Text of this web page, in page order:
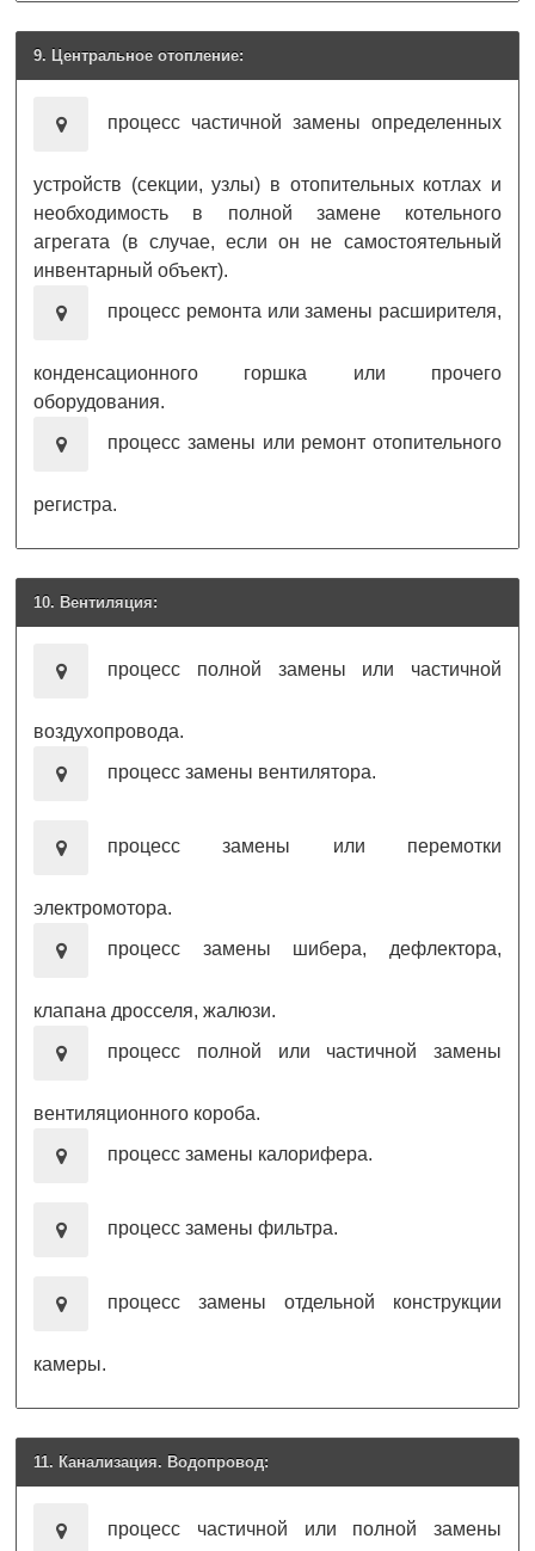
9. Центральное отопление:
процесс частичной замены определенных
устройств (секции, узлы) в отопительных котлах и
необходимость в полной замене котельного
агрегата (в случае, если он не самостоятельный
инвентарный объект).
процесс ремонта или замены расширителя,
конденсационного горшка или прочего
оборудования.
процесс замены или ремонт отопительного
регистра.
10. Вентиляция:
процесс полной замены или частичной
воздухопровода.
процесс замены вентилятора.
процесс замены или перемотки
электромотора.
процесс замены шибера, дефлектора,
клапана дросселя, жалюзи.
процесс полной или частичной замены
вентиляционного короба.
процесс замены калорифера.
процесс замены фильтра.
процесс замены отдельной конструкции
камеры.
11. Канализация. Водопровод:
процесс частичной или полной замены